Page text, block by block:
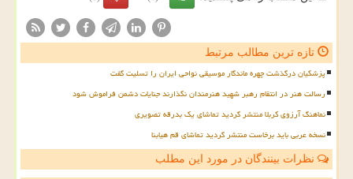
تازه ترین مطالب مرتبط
پزشکیان درگذشت چهره ماندگار موسیقی نواحی ایران را تسلیت گفت
رسالت هنر در انتقام رهبر شهید هنرمندان نگذارند جنایات دشمن فراموش شود
نماهنگ آرزوی کربلا منتشر گردید تماشای یک بدرقه تصویری
نسخه عربی باید برخاست منتشر گردید تماشای قم هیابنا
نظرات بینندگان در مورد این مطلب